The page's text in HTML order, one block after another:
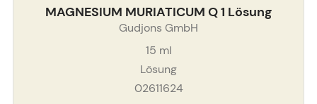
MAGNESIUM MURIATICUM Q 1 Lösung
Gudjons GmbH
15 ml
Lösung
02611624